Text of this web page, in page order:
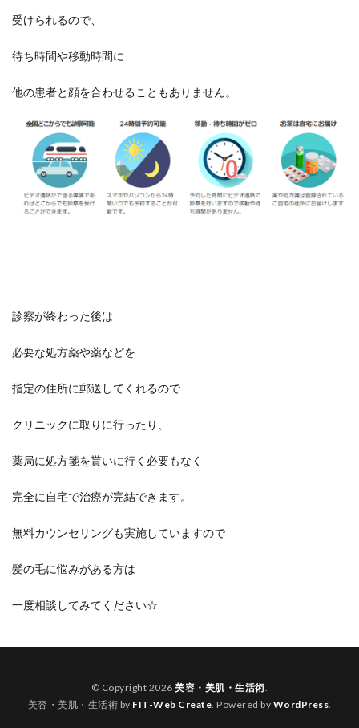
受けられるので、
待ち時間や移動時間に
他の患者と顔を合わせることもありません。
診察が終わった後は
必要な処方薬や薬などを
指定の住所に郵送してくれるので
クリニックに取りに行ったり、
薬局に処方箋を貰いに行く必要もなく
完全に自宅で治療が完結できます。
無料カウンセリングも実施していますので
髪の毛に悩みがある方は
一度相談してみてください☆
© Copyright 2026美容・美肌・生活術.
美容・美肌・生活術 by FIT-Web Create. Powered by WordPress.